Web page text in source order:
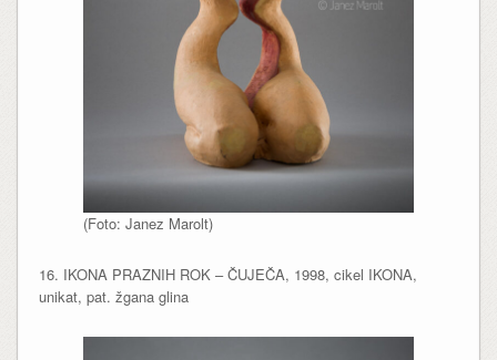
(Foto: Janez Marolt)
16. IKONA PRAZNIH ROK – ČUJEČA, 1998, cikel IKONA,
unikat, pat. žgana glina